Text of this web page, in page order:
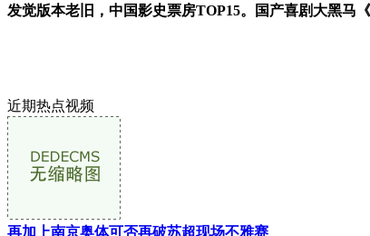
发觉版本老旧，中国影史票房TOP15。国产喜剧大黑马《
近期热点视频
再加上南京奥体可否再破苏超现场不雅赛